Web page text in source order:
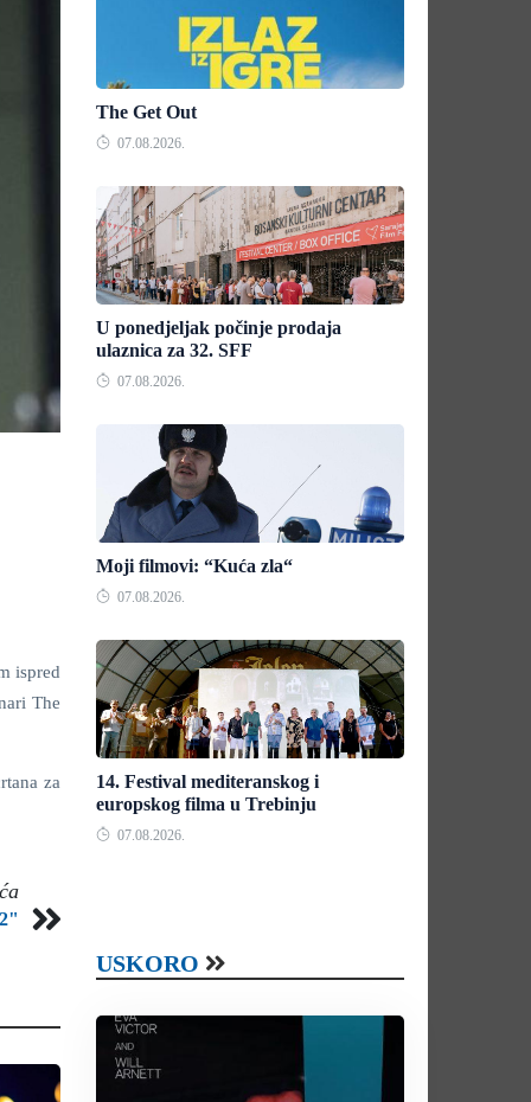
ispred
The
za
The Get Out
07.08.2026.
U ponedjeljak počinje prodaja
ulaznica za 32. SFF
07.08.2026.
Moji filmovi: “Kuća zla“
07.08.2026.
14. Festival mediteranskog i
europskog filma u Trebinju
07.08.2026.
USKORO